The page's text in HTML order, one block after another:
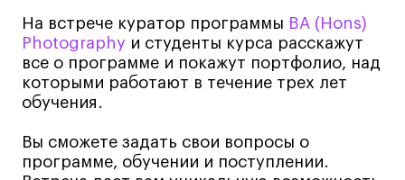
Интерьер
Лайфстайл
Навыки предпринимателя и управленца
Онлайн
Искусство
На встрече куратор программы BA (Hons)
Photography и студенты курса расскажут
все о программе и покажут портфолио, над
которыми работают в течение трех лет
обучения.
Вы сможете задать свои вопросы о
программе, обучении и поступлении.